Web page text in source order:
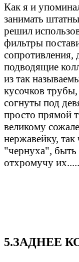
Как я и
занимать
решил
фильтры
сопротивления,
подводящие
из так
кусочков
согнуты под
просто прямой
великому
нержавейку, так
"чернуха",
отхромучу их.....
5.ЗАДНЕЕ